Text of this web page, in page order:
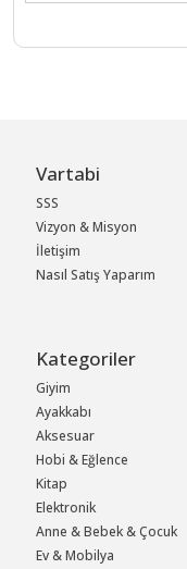
Vartabi
SSS
Vizyon & Misyon
İletişim
Nasıl Satış Yaparım
Kategoriler
Giyim
Ayakkabı
Aksesuar
Hobi & Eğlence
Kitap
Elektronik
Anne & Bebek & Çocuk
Ev & Mobilya